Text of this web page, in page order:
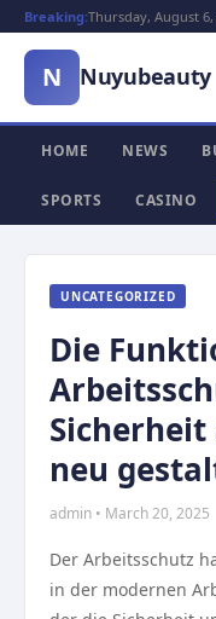
Breaking:Thursday, August 6,
N Nuyubeauty
HOME NEWS
SPORTS CASINO
UNCATEGORIZED
Die
neu
admin • March 20, 2025
Der Arbeitsschutz
in der modernen